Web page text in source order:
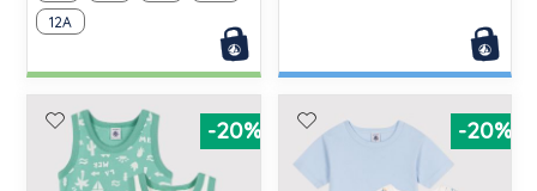
12A
-20% -20%